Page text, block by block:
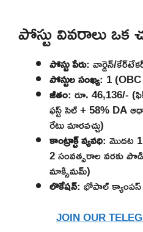
పోస్టు వివరాలు ఒక
పోస్టు పేరు: వార్డెన్/
పోస్టుల సంఖ్య: 1
జీతం: రూ. 46,136/-
ఫస్ట్ సెల్ + 58%
రేటు మారవచ్చు)
కాంట్రాక్ట్ వ్యవధి: మొదట
2 సంవత్సరాల వరకు
మాక్సిమమ్)
లొకేషన్: భోపాల్
JOIN OUR